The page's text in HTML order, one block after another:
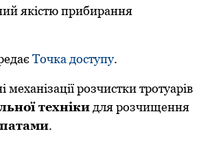
якістю прибирання
Точка доступу.
розчистки тротуарів
технікидля розчищення
.